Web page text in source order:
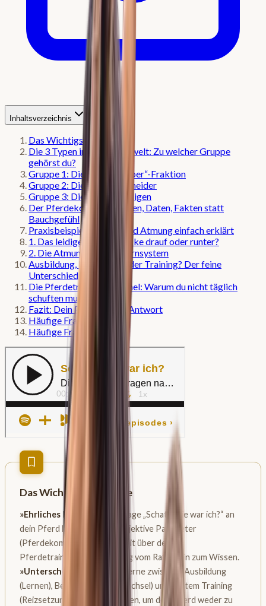
Inhaltsverzeichnis
Das Wichtigste in Kürze
Die 3 Typen in der Pferdewelt: Zu welcher Gruppe
gehörst du?
Gruppe 1: Die „Ich war super“-Fraktion
Gruppe 2: Die Angst-Vermeider
Gruppe 3: Die Unverständigen
Der Pferdekompass: Zahlen, Daten, Fakten statt
Bauchgefühl
Praxisbeispiele: Decke und Atmung einfach erklärt
1. Das leidige Thema: Decke drauf oder runter?
2. Die Atmung als Frühwarnsystem
Ausbildung, Bewegung oder Training? Der feine
Unterschied
Die Pferdetrainings-Formel: Warum du nicht täglich
schuften musst
Fazit: Dein Pferd hat die Antwort
Häufige Fragen (FAQ)
Häufige Fragen
Das Wichtigste in Kürze
»Ehrliches Feedback:
Die Frage „Schatz, wie war ich?“ an
dein Pferd liefert dir über objektive Parameter
(Pferdekompass) die Wahrheit über deine
Pferdetrainingsqualität – weg vom Raten, hin zum Wissen.
»Unterscheidung ist Key:
Lerne zwischen Ausbildung
(Lernen), Bewegung (Stoffwechsel) und echtem Training
(Reizsetzung) zu unterscheiden, um dein Pferd weder zu